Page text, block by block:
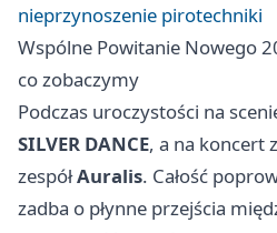
nieprzynoszenie pirotechniki
Wspólne Powitanie Nowego
co zobaczymy
Podczas uroczystości na
SILVER DANCE, a na koncert
zespółAuralis. Całość
zadba o płynne przejścia